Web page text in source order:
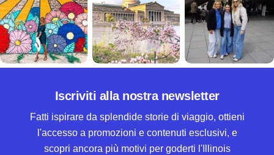
Iscriviti alla nostra newsletter
Fatti ispirare da splendide storie di viaggio, ottieni
l'accesso a promozioni e contenuti esclusivi, e
scopri ancora più motivi per goderti l'Illinois